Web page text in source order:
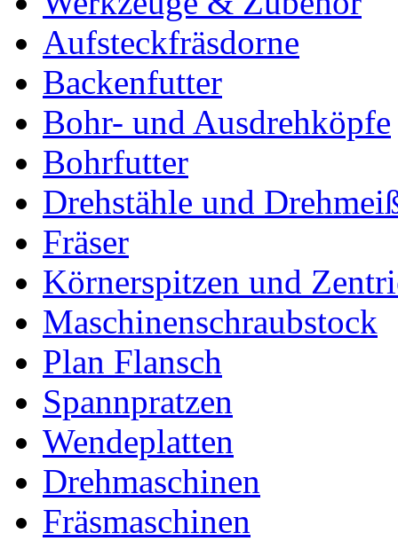
Aufsteckfräsdorne
Backenfutter
Bohr- und Ausdrehköpfe
Bohrfutter
Drehstähle und
Fräser
Körnerspitzen und
Maschinenschraubstock
Plan Flansch
Spannpratzen
Wendeplatten
Drehmaschinen
Fräsmaschinen